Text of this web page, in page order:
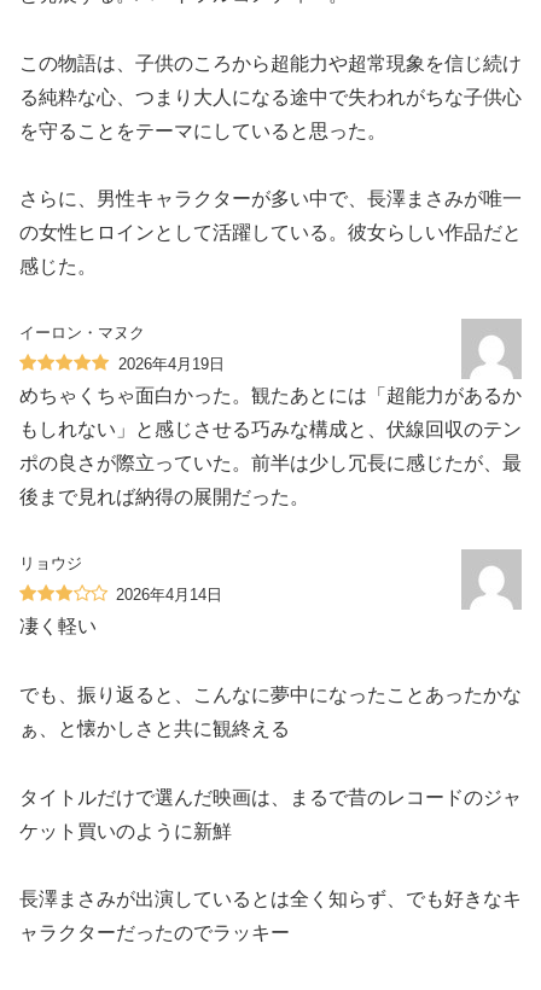
この物語は、子供のころから超能力や超常現象を信じ続け
る純粋な心、つまり大人になる途中で失われがちな子供心
を守ることをテーマにしていると思った。
さらに、男性キャラクターが多い中で、長澤まさみが唯一
の女性ヒロインとして活躍している。彼女らしい作品だと
感じた。
イーロン・マヌク
2026年4月19日
めちゃくちゃ面白かった。観たあとには「超能力があるか
もしれない」と感じさせる巧みな構成と、伏線回収のテン
ポの良さが際立っていた。前半は少し冗長に感じたが、最
後まで見れば納得の展開だった。
リョウジ
2026年4月14日
凄く軽い
でも、振り返ると、こんなに夢中になったことあったかな
ぁ、と懐かしさと共に観終える
タイトルだけで選んだ映画は、まるで昔のレコードのジャ
ケット買いのように新鮮
長澤まさみが出演しているとは全く知らず、でも好きなキ
ャラクターだったのでラッキー